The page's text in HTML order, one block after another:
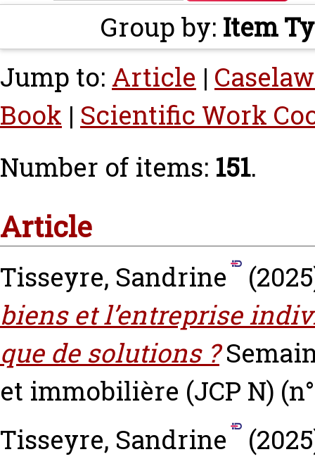
Group by: Item
Jump to: Article |
Book | Scientific Work
Number of items: 151.
Article
Tisseyre, Sandrine
biens et l’entreprise
que de solutions ?
et immobilière (JCP N)
Tisseyre, Sandrine